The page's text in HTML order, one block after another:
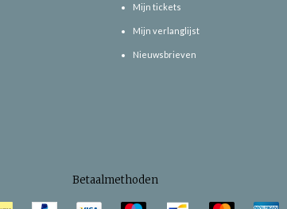
Mijn tickets
Mijn verlanglijst
Nieuwsbrieven
Betaalmethoden